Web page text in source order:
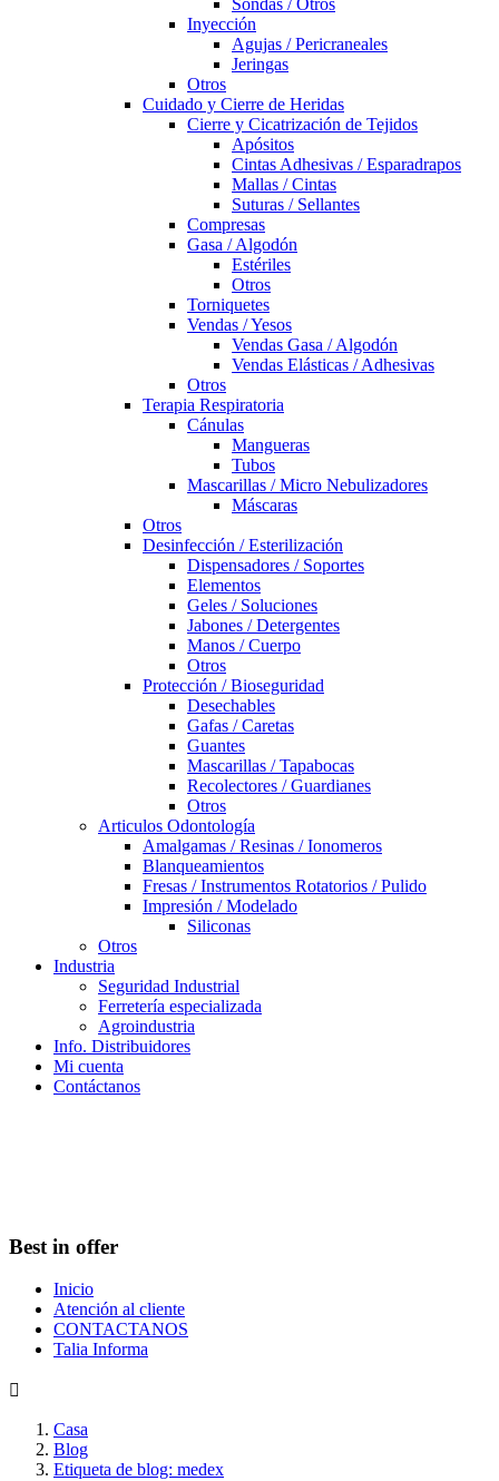
Sondas / Otros
Inyección
Agujas / Pericraneales
Jeringas
Otros
Cuidado y Cierre de Heridas
Cierre y Cicatrización de Tejidos
Apósitos
Cintas Adhesivas / Esparadrapos
Mallas / Cintas
Suturas / Sellantes
Compresas
Gasa / Algodón
Estériles
Otros
Torniquetes
Vendas / Yesos
Vendas Gasa / Algodón
Vendas Elásticas / Adhesivas
Otros
Terapia Respiratoria
Cánulas
Mangueras
Tubos
Mascarillas / Micro Nebulizadores
Máscaras
Otros
Desinfección / Esterilización
Dispensadores / Soportes
Elementos
Geles / Soluciones
Jabones / Detergentes
Manos / Cuerpo
Otros
Protección / Bioseguridad
Desechables
Gafas / Caretas
Guantes
Mascarillas / Tapabocas
Recolectores / Guardianes
Otros
Articulos Odontología
Amalgamas / Resinas / Ionomeros
Blanqueamientos
Fresas / Instrumentos Rotatorios / Pulido
Impresión / Modelado
Siliconas
Otros
Industria
Seguridad Industrial
Ferretería especializada
Agroindustria
Info. Distribuidores
Mi cuenta
Contáctanos
Best in offer
Inicio
Atención al cliente
CONTACTANOS
Talia Informa

Casa
Blog
Etiqueta de blog: medex